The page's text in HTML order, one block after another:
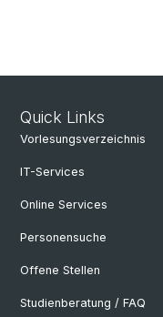
Quick Links
Vorlesungsverzeichnis
IT-Services
Online Services
Personensuche
Offene Stellen
Studienberatung / FAQ